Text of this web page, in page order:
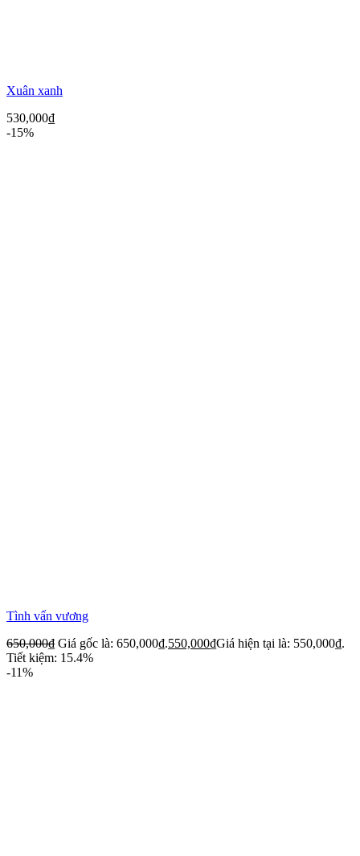
Xuân xanh
530,000₫
-15%
Tình vấn vương
650,000₫ Giá gốc là: 650,000₫.550,000₫Giá hiện tại là: 550,000₫.
Tiết kiệm: 15.4%
-11%